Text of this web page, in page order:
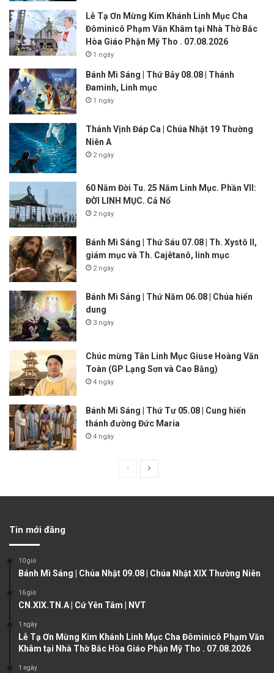
Lễ Tạ Ơn Mừng Kim Khánh Linh Mục Cha
Đôminicô Phạm Văn Khâm tại Nhà Thờ Bắc
Hòa Giáo Phận Mỹ Tho . 07.08.2026
1 ngày
Bánh Mì Sáng | Thứ Bảy 08.08 | Thánh
Đaminh, Linh mục
1 ngày
Thánh Vịnh Đáp Ca | Chúa Nhật 19 Thường
Niên A
2 ngày
60 Năm Đời Tu. 25 Năm Linh Mục. Phần VII:
ĐỜI LINH MỤC. Cả Nổ
2 ngày
Bánh Mì Sáng | Thứ Sáu 07.08 | Th. Xystô II,
giám mục và Th. Cajêtanô, linh mục
2 ngày
Bánh Mì Sáng | Thứ Năm 06.08 | Chúa hiển
dung
3 ngày
Chúc mừng Tân Linh Mục Giuse Hoàng Văn
Toàn (GP Lạng Sơn và Cao Bằng)
4 ngày
Bánh Mì Sáng | Thứ Tư 05.08 | Cung hiến
thánh đường Đức Maria
4 ngày
u
p
g
g
Tin mới đăng
10 giờ
Bánh Mì Sáng | Chúa Nhật 09.08 | Chúa Nhật XIX Thường Niên
16 giờ
CN.XIX.TN.A | Cứ Yên Tâm | NVT
1 ngày
Lễ Tạ Ơn Mừng Kim Khánh Linh Mục Cha Đôminicô Phạm Văn
Khâm tại Nhà Thờ Bắc Hòa Giáo Phận Mỹ Tho . 07.08.2026
1 ngày